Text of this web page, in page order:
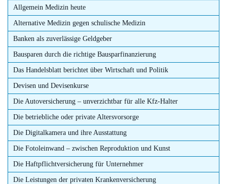
Allgemein Medizin heute
Alternative Medizin gegen schulische Medizin
Banken als zuverlässige Geldgeber
Bausparen durch die richtige Bausparfinanzierung
Das Handelsblatt berichtet über Wirtschaft und Politik
Devisen und Devisenkurse
Die Autoversicherung – unverzichtbar für alle Kfz-Halter
Die betriebliche oder private Altersvorsorge
Die Digitalkamera und ihre Ausstattung
Die Fotoleinwand – zwischen Reproduktion und Kunst
Die Haftpflichtversicherung für Unternehmer
Die Leistungen der privaten Krankenversicherung